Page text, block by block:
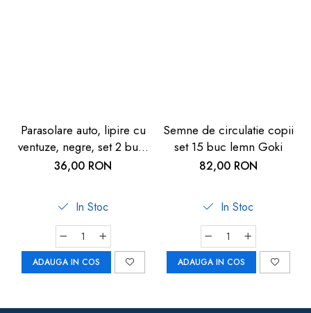
Parasolare auto, lipire cu
ventuze, negre, set 2 buc,
Reer
36,00 RON
In Stoc
ADAUGA IN COS
Semne de circulatie copii
set 15 buc lemn Goki
82,00 RON
In Stoc
ADAUGA IN COS